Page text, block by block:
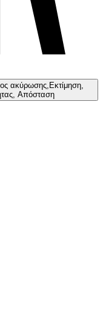
ακύρωσης,Εκτίμηση,
Απόσταση